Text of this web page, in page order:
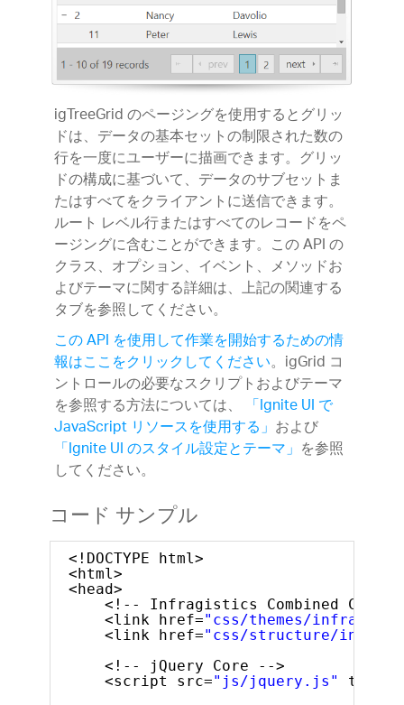
igTreeGrid のページングを使用するとグリッ
ドは、データの基本セットの制限された数の
行を一度にユーザーに描画できます。グリッ
ドの構成に基づいて、データのサブセットま
たはすべてをクライアントに送信できます。
ルート レベル行またはすべてのレコードをペ
ージングに含むことができます。この API の
クラス、オプション、イベント、メソッドお
よびテーマに関する詳細は、上記の関連する
タブを参照してください。
この API を使用して作業を開始するための情
報はここをクリックしてください。igGrid コ
ントロールの必要なスクリプトおよびテーマ
を参照する方法については、 「Ignite UI で
JavaScript リソースを使用する」 および
「Ignite UI のスタイル設定とテーマ」 を参照
してください。
コード サンプル
<!DOCTYPE html>
<html>
<head>
<!-- Infragistics Combined CSS --
<link href="css/themes/
<link href="css/structure/
<!-- jQuery Core -->
<script src="js/jquery.js" type=